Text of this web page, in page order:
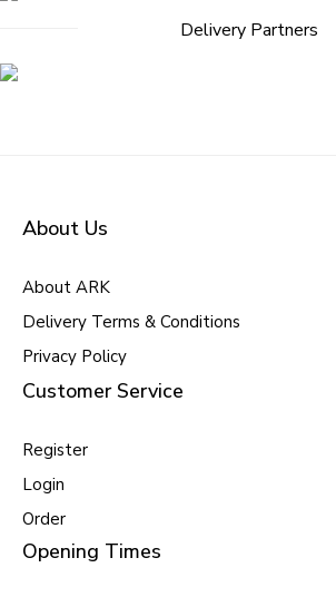
Delivery Partners
About Us
About ARK
Delivery Terms & Conditions
Privacy Policy
Customer Service
Register
Login
Order
Opening Times